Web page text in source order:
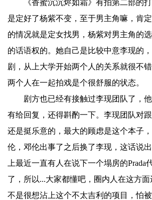
《香蜜沉沉烬如霜》有拍第二部的
是定好了杨紫不变，至于男主角嘛，肯
的情况就是定女找男，杨紫对男主角的
的话语权的。她自己是比较中意李现的
剧，从上大学开始两个人的关系就很不
两个人在一起拍戏是个很舒服的状态。
剧方也已经有接触过李现团队了，
有给回复，还得斟酌一下。李现团队对
还是挺乐意的，最大的顾虑是这个本子
伦，邓伦出事了之后换了李现，这话说
上最近一直有人在说下一个塌房的Prada
了，所以...大家都懂吧，圈内人在这方
不是很想沾上这个不太吉利的项目，怕被